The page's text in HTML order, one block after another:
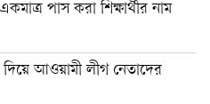
পাস করা শিক্ষার্থীর নাম
আওয়ামী লীগ নেতাদের